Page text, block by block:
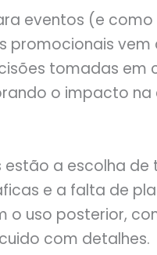
eventos (e
promocionais vem
tomadas em
o impacto na
estão a escolha
e a falta de
o uso posterior,
com detalhes.